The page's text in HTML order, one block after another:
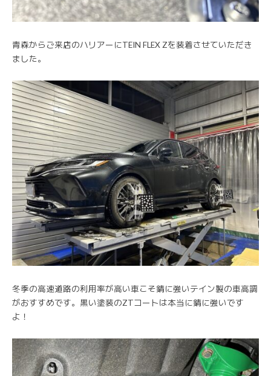
青森からご来店のハリアーにTEIN FLEX Zを装着させていただき
ました。
冬季の高速道路の利用率が高い車こそ錆に強いテイン製の車高調
がおすすめです。黒い塗装のZTコートは本当に錆に強いです
よ！